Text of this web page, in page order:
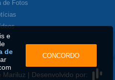
de Fotos
| Desenvolvido por:
e
de
CONCORDO